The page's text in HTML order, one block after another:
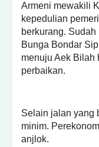
Armeni mewakili
kepedulian
berkurang.
Bunga Bondar
menuju Aek Bilah
perbaikan.
Selain jalan yang
minim.
anjlok.